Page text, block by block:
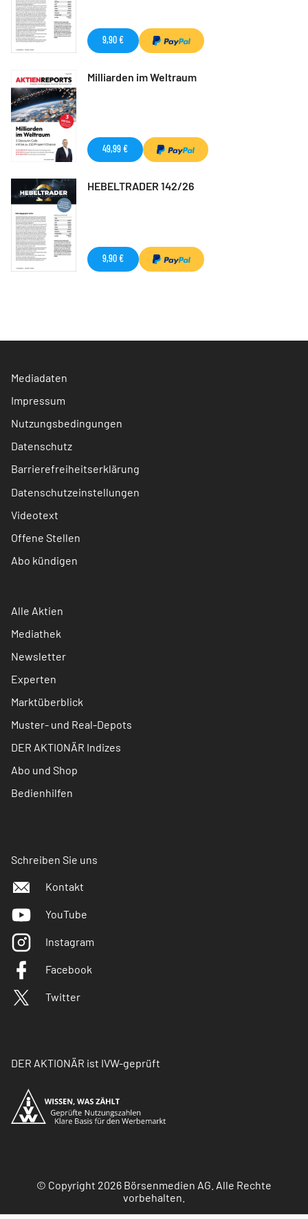
9,90 €
Milliarden im Weltraum
49,99 €
HEBELTRADER 142/26
9,90 €
Mediadaten
Impressum
Nutzungsbedingungen
Datenschutz
Barrierefreiheitserklärung
Datenschutzeinstellungen
Videotext
Offene Stellen
Abo kündigen
Alle Aktien
Mediathek
Newsletter
Experten
Marktüberblick
Muster- und Real-Depots
DER AKTIONÄR Indizes
Abo und Shop
Bedienhilfen
Schreiben Sie uns
Kontakt
YouTube
Instagram
Facebook
Twitter
DER AKTIONÄR ist IVW-geprüft
© Copyright 2026 Börsenmedien AG. Alle Rechte
vorbehalten.